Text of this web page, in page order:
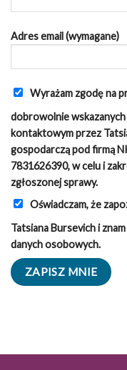
Adres email (wymagane)
Wyrażam zgodę na
dobrowolnie
kontaktowym przez
gospodarczą pod firmą
7831626390, w celu i
zgłoszonej sprawy.
Oświadczam, że
Tatsiana Bursevich i
danych osobowych.